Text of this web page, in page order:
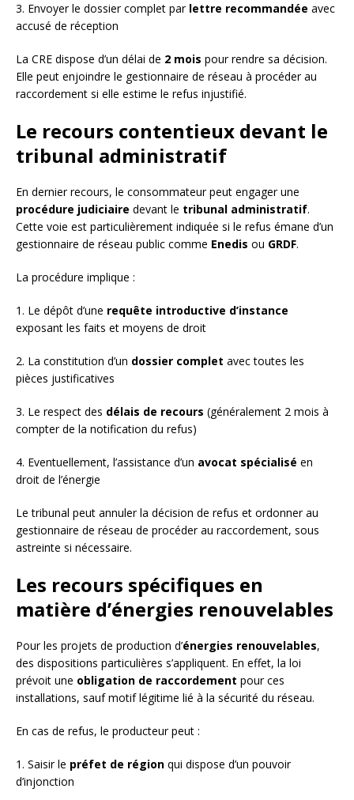
3. Envoyer le dossier complet par lettre recommandée avec
accusé de réception
La CRE dispose d’un délai de 2 mois pour rendre sa décision.
Elle peut enjoindre le gestionnaire de réseau à procéder au
raccordement si elle estime le refus injustifié.
Le recours contentieux devant le
tribunal administratif
En dernier recours, le consommateur peut engager une
procédure judiciaire devant le tribunal administratif.
Cette voie est particulièrement indiquée si le refus émane d’un
gestionnaire de réseau public comme Enedis ou GRDF.
La procédure implique :
1. Le dépôt d’une requête introductive d’instance
exposant les faits et moyens de droit
2. La constitution d’un dossier complet avec toutes les
pièces justificatives
3. Le respect des délais de recours (généralement 2 mois à
compter de la notification du refus)
4. Eventuellement, l’assistance d’un avocat spécialisé en
droit de l’énergie
Le tribunal peut annuler la décision de refus et ordonner au
gestionnaire de réseau de procéder au raccordement, sous
astreinte si nécessaire.
Les recours spécifiques en
matière d’énergies renouvelables
Pour les projets de production d’énergies renouvelables,
des dispositions particulières s’appliquent. En effet, la loi
prévoit une obligation de raccordement pour ces
installations, sauf motif légitime lié à la sécurité du réseau.
En cas de refus, le producteur peut :
1. Saisir le préfet de région qui dispose d’un pouvoir
d’injonction